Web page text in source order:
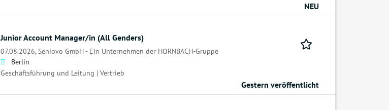
NEU
Junior Account Manager/in (All Genders)
07.08.2026, Seniovo GmbH - Ein Unternehmen der HORNBACH-Gruppe
Berlin
Geschäftsführung und Leitung | Vertrieb
Gestern veröffentlicht